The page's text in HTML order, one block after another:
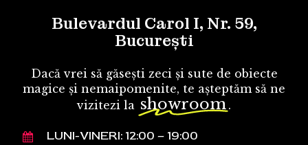
Bulevardul Carol I, Nr. 59,
București
Dacă vrei să găsești zeci și sute de obiecte
magice și nemaipomenite, te așteptăm să ne
vizitezi la showroom .
LUNI-VINERI: 12:00 – 19:00